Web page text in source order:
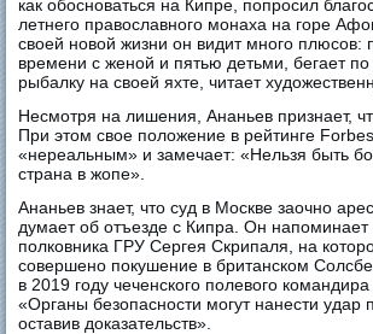
как обосноваться на Кипре, попросил
летнего православного монаха на горе
своей новой жизни он видит много плюсов:
времени с женой и пятью детьми, бегает по
рыбалку на своей яхте, читает
Несмотря на лишения, Ананьев признает,
При этом свое положение в рейтинге
«нереальным» и замечает: «Нельзя быть
страна в жопе».
Ананьев знает, что суд в Москве заочно
думает об отъезде с Кипра. Он
полковника ГРУ Сергея Скрипаля, на
совершено покушение в британском
в 2019 году чеченского полевого
«Органы безопасности могут нанести удар
оставив доказательств».